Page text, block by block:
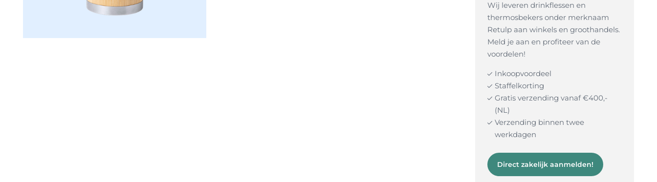
Wij leveren drinkflessen en
thermosbekers onder merknaam
Retulp aan winkels en groothandels.
Meld je aan en profiteer van de
voordelen!
Inkoopvoordeel
Staffelkorting
Gratis verzending vanaf €400,-
(NL)
Verzending binnen twee
werkdagen
Direct zakelijk aanmelden!